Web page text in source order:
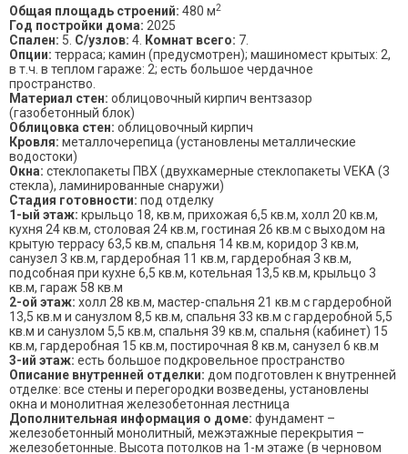
Общая площадь строений: 480 м2
Год постройки дома: 2025
Спален: 5. С/узлов: 4. Комнат всего: 7.
Опции: терраса; камин (предусмотрен); машиномест крытых: 2,
в т.ч. в теплом гараже: 2; есть большое чердачное
пространство.
Материал стен: облицовочный кирпич вентзазор
(газобетонный блок)
Облицовка стен: облицовочный кирпич
Кровля: металлочерепица (установлены металлические
водостоки)
Окна: стеклопакеты ПВХ (двухкамерные стеклопакеты VEKA (3
стекла), ламинированные снаружи)
Стадия готовности: под отделку
1-ый этаж: крыльцо 18, кв.м, прихожая 6,5 кв.м, холл 20 кв.м,
кухня 24 кв.м, столовая 24 кв.м, гостиная 26 кв.м с выходом на
крытую террасу 63,5 кв.м, спальня 14 кв.м, коридор 3 кв.м,
санузел 3 кв.м, гардеробная 11 кв.м, гардеробная 3 кв.м,
подсобная при кухне 6,5 кв.м, котельная 13,5 кв.м, крыльцо 3
кв.м, гараж 58 кв.м
2-ой этаж: холл 28 кв.м, мастер-спальня 21 кв.м с гардеробной
13,5 кв.м и санузлом 8,5 кв.м, спальня 33 кв.м с гардеробной 5,5
кв.м и санузлом 5,5 кв.м, спальня 39 кв.м, спальня (кабинет) 15
кв.м, гардеробная 15 кв.м, постирочная 8 кв.м, санузел 6 кв.м
3-ий этаж: есть большое подкровельное пространство
Описание внутренней отделки: дом подготовлен к внутренней
отделке: все стены и перегородки возведены, установлены
окна и монолитная железобетонная лестница
Дополнительная информация о доме: фундамент –
железобетонный монолитный, межэтажные перекрытия –
железобетонные. Высота потолков на 1-м этаже (в черновом